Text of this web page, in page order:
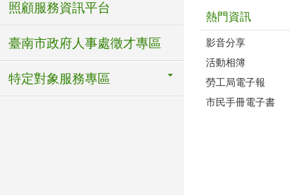
照顧服務資訊平台
臺南市政府人事處徵才專區
特定對象服務專區
熱門資訊
影音分享
活動相簿
勞工局電子報
市民手冊電子書